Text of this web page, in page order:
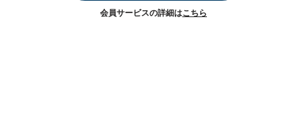
会員サービスの詳細はこちら